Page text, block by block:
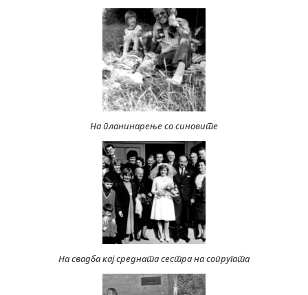
На планинарење со синовите
На свадба кај средната сестра на сопругата